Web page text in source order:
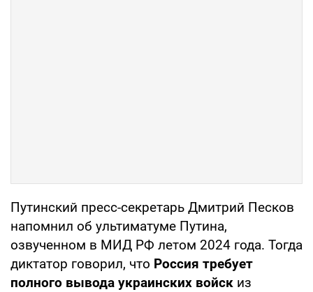
Путинский пресс-секретарь Дмитрий Песков
напомнил об ультиматуме Путина,
озвученном в МИД РФ летом 2024 года. Тогда
диктатор говорил, что Россия требует
полного вывода украинских войск из